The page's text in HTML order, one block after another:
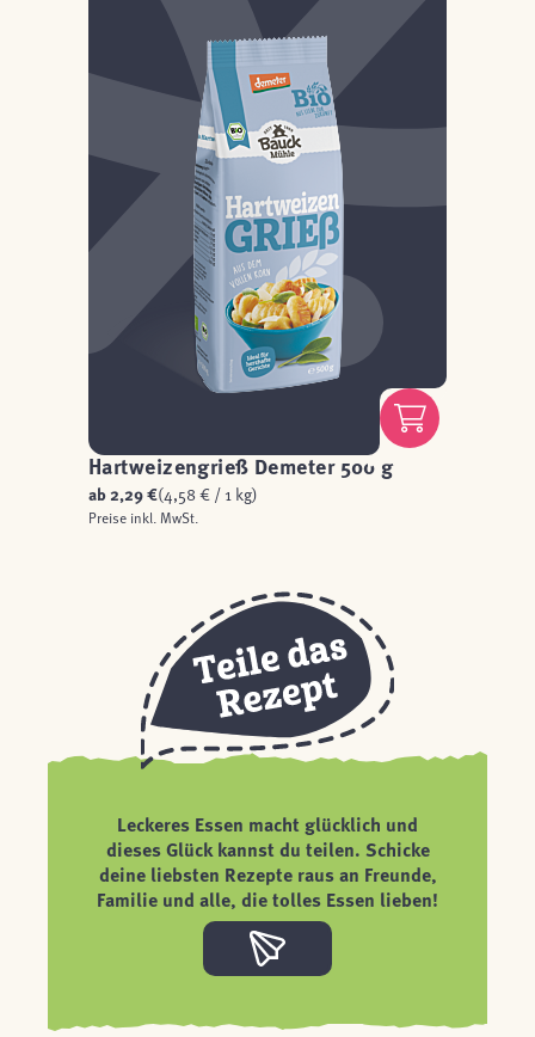
Hartweizengrieß Demeter 500 g
ab 2,29 €(4,58 € / 1 kg)
Preise inkl. MwSt.
Leckeres Essen macht glücklich und
dieses Glück kannst du teilen. Schicke
deine liebsten Rezepte raus an Freunde,
Familie und alle, die tolles Essen lieben!